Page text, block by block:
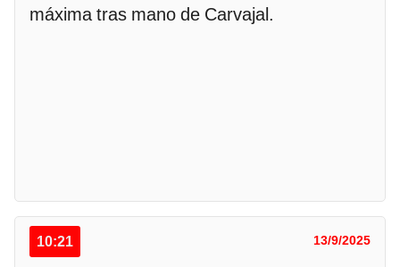
máxima tras mano de Carvajal.
10:21 13/9/2025